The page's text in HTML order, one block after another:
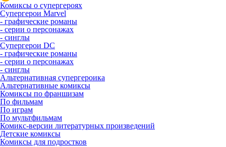
Комиксы о супергероях
Супергерои Marvel
- графические романы
- серии о персонажах
- синглы
Супергерои DC
- графические романы
- серии о персонажах
- синглы
Альтернативная супергероика
Альтернативные комиксы
Комиксы по франшизам
По фильмам
По играм
По мультфильмам
Комикс-версии литературных произведений
Детские комиксы
Комиксы для подростков